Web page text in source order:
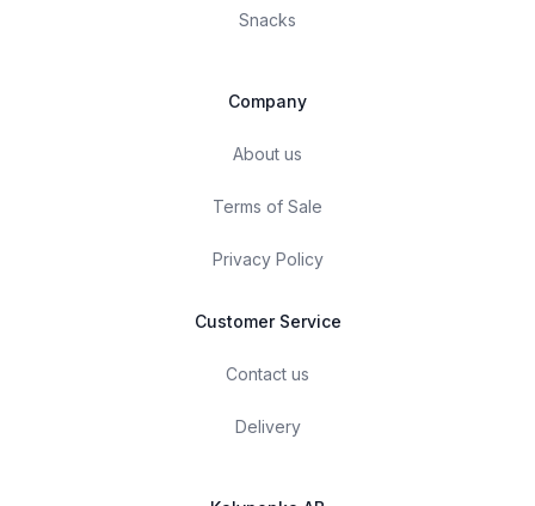
Snacks
Company
About us
Terms of Sale
Privacy Policy
Customer Service
Contact us
Delivery